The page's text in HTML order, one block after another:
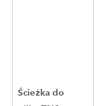
Ścieżka do